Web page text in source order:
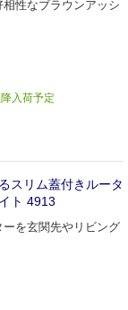
性なブラウンアッシ
入荷予定
スリム蓋付きルータ
ト 4913
を玄関先やリビング